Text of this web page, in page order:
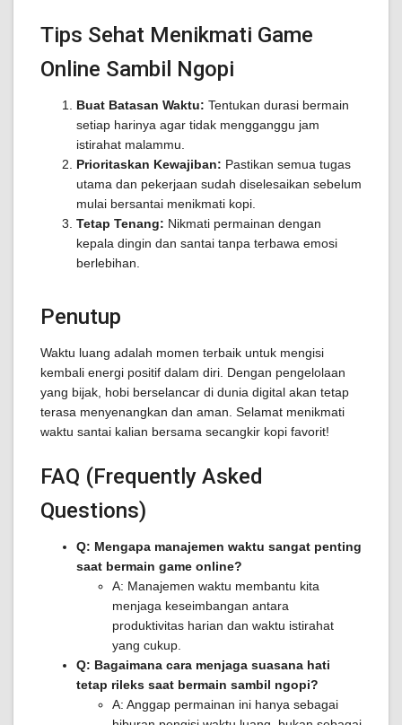
Tips Sehat Menikmati Game
Online Sambil Ngopi
Buat Batasan Waktu: Tentukan durasi bermain
setiap harinya agar tidak mengganggu jam
istirahat malammu.
Prioritaskan Kewajiban: Pastikan semua tugas
utama dan pekerjaan sudah diselesaikan sebelum
mulai bersantai menikmati kopi.
Tetap Tenang: Nikmati permainan dengan
kepala dingin dan santai tanpa terbawa emosi
berlebihan.
Penutup
Waktu luang adalah momen terbaik untuk mengisi
kembali energi positif dalam diri. Dengan pengelolaan
yang bijak, hobi berselancar di dunia digital akan tetap
terasa menyenangkan dan aman. Selamat menikmati
waktu santai kalian bersama secangkir kopi favorit!
FAQ (Frequently Asked
Questions)
Q: Mengapa manajemen waktu sangat penting
saat bermain game online?
A: Manajemen waktu membantu kita
menjaga keseimbangan antara
produktivitas harian dan waktu istirahat
yang cukup.
Q: Bagaimana cara menjaga suasana hati
tetap rileks saat bermain sambil ngopi?
A: Anggap permainan ini hanya sebagai